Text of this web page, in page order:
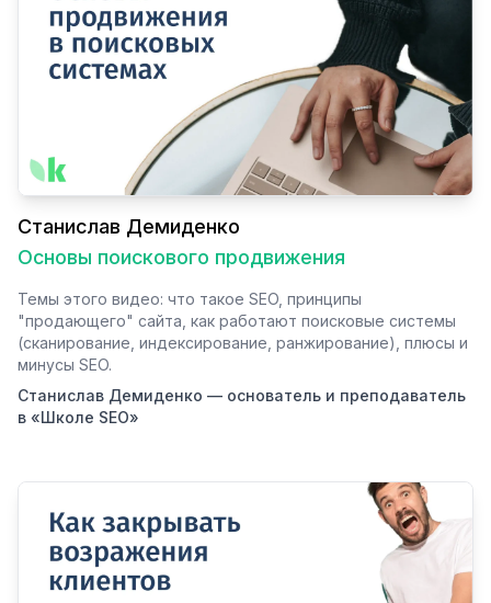
Станислав Демиденко
Основы поискового продвижения
Темы этого видео: что такое SEO, принципы
"продающего" сайта, как работают поисковые системы
(сканирование, индексирование, ранжирование), плюсы и
минусы SEO.
Станислав Демиденко — основатель и преподаватель
в «Школе SEO»